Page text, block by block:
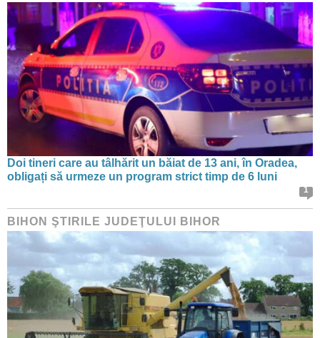
Doi tineri care au tâlhărit un băiat de 13 ani, în Oradea,
obligați să urmeze un program strict timp de 6 luni
1
BIHON ŞTIRILE JUDEŢULUI BIHOR